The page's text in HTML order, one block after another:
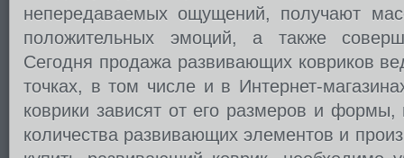
непередаваемых ощущений, получают
положительных эмоций, а также
Сегодня продажа развивающих ковриков
точках, в том числе и в Интернет-
коврики зависят от его размеров и формы,
количества развивающих элементов и